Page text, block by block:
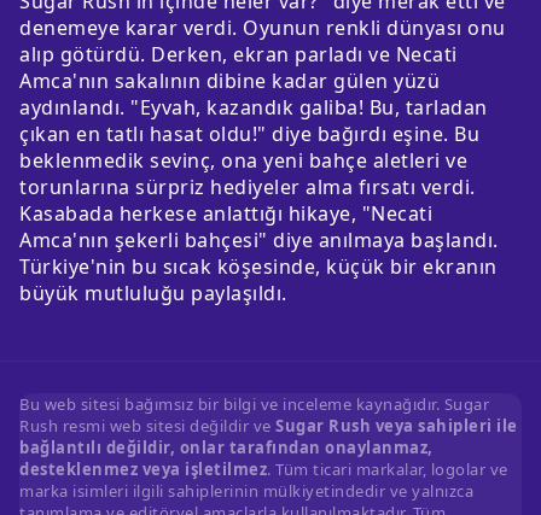
denemeye karar verdi. Oyunun renkli dünyası onu
alıp götürdü. Derken, ekran parladı ve Necati
Amca'nın sakalının dibine kadar gülen yüzü
aydınlandı. "Eyvah, kazandık galiba! Bu, tarladan
çıkan en tatlı hasat oldu!" diye bağırdı eşine. Bu
beklenmedik sevinç, ona yeni bahçe aletleri ve
torunlarına sürpriz hediyeler alma fırsatı verdi.
Kasabada herkese anlattığı hikaye, "Necati
Amca'nın şekerli bahçesi" diye anılmaya başlandı.
Türkiye'nin bu sıcak köşesinde, küçük bir ekranın
büyük mutluluğu paylaşıldı.
Bu web sitesi bağımsız bir bilgi ve inceleme kaynağıdır. Sugar
Rush resmi web sitesi değildir ve Sugar Rush veya sahipleri ile
bağlantılı değildir, onlar tarafından onaylanmaz,
desteklenmez veya işletilmez. Tüm ticari markalar, logolar ve
marka isimleri ilgili sahiplerinin mülkiyetindedir ve yalnızca